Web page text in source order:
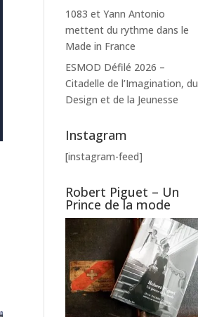
1083 et Yann Antonio
mettent du rythme dans le
Made in France
ESMOD Défilé 2026 –
Citadelle de l’Imagination, du
Design et de la Jeunesse
Instagram
[instagram-feed]
Robert Piguet – Un
Prince de la mode